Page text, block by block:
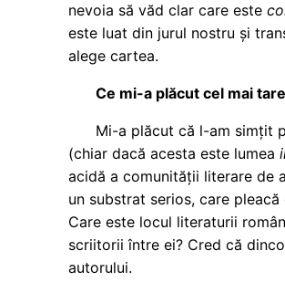
nevoia să văd clar care este
este luat din jurul nostru și
alege cartea.
Ce mi-a plăcut cel mai
Mi-a plăcut că l-am simțit
(chiar dacă acesta este lumea
acidă a comunității literare de
un substrat serios, care
Care este locul literaturii
scriitorii între ei? Cred că
autorului.